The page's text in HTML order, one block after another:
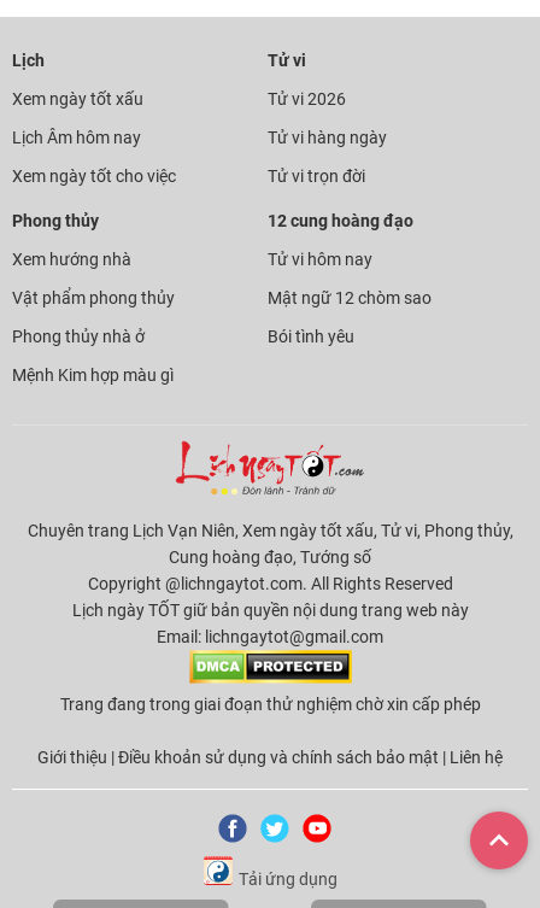
Lịch
Xem ngày tốt xấu
Lịch Âm hôm nay
Xem ngày tốt cho việc
Tử vi
Tử vi 2026
Tử vi hàng ngày
Tử vi trọn đời
Phong thủy
Xem hướng nhà
Vật phẩm phong thủy
Phong thủy nhà ở
Mệnh Kim hợp màu gì
12 cung hoàng đạo
Tử vi hôm nay
Mật ngữ 12 chòm sao
Bói tình yêu
Chuyên trang Lịch Vạn Niên, Xem ngày tốt xấu, Tử vi, Phong thủy,
Cung hoàng đạo, Tướng số
Copyright @lichngaytot.com. All Rights Reserved
Lịch ngày TỐT giữ bản quyền nội dung trang web này
Email: lichngaytot@gmail.com
Trang đang trong giai đoạn thử nghiệm chờ xin cấp phép
Giới thiệu |Điều khoản sử dụng và chính sách bảo mật | Liên hệ
Tải ứng dụng